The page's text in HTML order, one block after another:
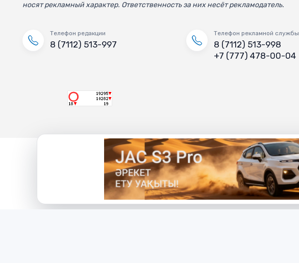
носят рекламный характер. Ответственность за них несёт рекламодатель.
Телефон редакции
8 (7112) 513-997
Телефон рекламной службы
8 (7112) 513-998
+7 (777) 478-00-04